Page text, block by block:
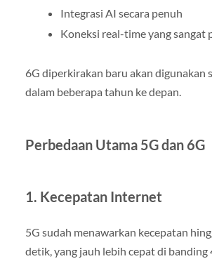
Integrasi AI secara penuh
Koneksi real-time yang sangat
6G diperkirakan baru akan digunakan
dalam beberapa tahun ke depan.
Perbedaan Utama 5G dan 6G
1. Kecepatan Internet
5G sudah menawarkan kecepatan
detik, yang jauh lebih cepat di banding